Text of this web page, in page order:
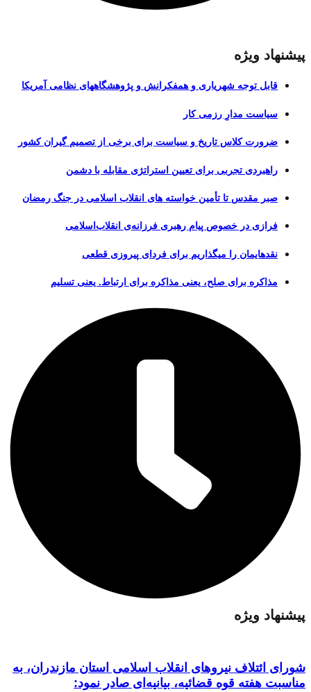
پیشنهاد ویژه
قابل توجه شهریاری و همفکرانش و پژوهشگاههای نظامی آمریکا
سیاست مدارِ رزمی کار
ضرورت کلاس تاریخ و سیاست برای برخی از تصمیم گیران کشور
راهبردی تجربی برای تعیین استراتژی مقابله با دشمن
صبر مقدس تا تأمین خواسته های انقلاب اسلامی در جنگ رمضان
فرازی در خصوص پیام رهبری فرزانه‌ی انقلاب‌اسلامی
نقدهایمان را میگذاریم برای فردای پیروزی قطعی
مذاکره برای صلح، یعنی مذاکره برای ارتباط. یعنی تسلیم
پیشنهاد ویژه
شورای ائتلاف نیروهای انقلاب اسلامی استان مازندران، به
مناسبت هفته قوه قضائیه، بیانیه‌ای صادر نمود: